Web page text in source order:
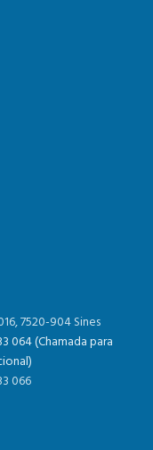
7520-904 Sines
064 (Chamada para
066